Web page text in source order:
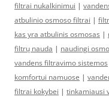
filtrai nukalkinimui |
atbulinio osmoso filtrai |
kas yra atbulinis osmosas |
filtrų nauda | naudingi
vandens filtravimo sistemos
komfortui namuose |
filtrai kokybei | tinkamiausi